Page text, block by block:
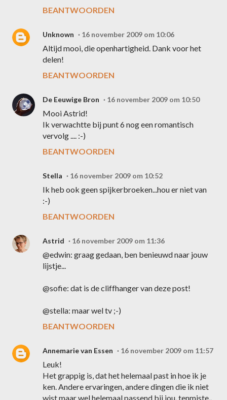
BEANTWOORDEN
Unknown 16 november 2009 om 10:06
Altijd mooi, die openhartigheid. Dank voor het
delen!
BEANTWOORDEN
De Eeuwige Bron 16 november 2009 om 10:50
Mooi Astrid!
Ik verwachtte bij punt 6 nog een romantisch
vervolg .... :-)
BEANTWOORDEN
Stella 16 november 2009 om 10:52
Ik heb ook geen spijkerbroeken...hou er niet van
:-)
BEANTWOORDEN
Astrid 16 november 2009 om 11:36
@edwin: graag gedaan, ben benieuwd naar jouw
lijstje...
@sofie: dat is de cliffhanger van deze post!
@stella: maar wel tv ;-)
BEANTWOORDEN
Annemarie van Essen 16 november 2009 om 11:57
Leuk!
Het grappig is, dat het helemaal past in hoe ik je
ken. Andere ervaringen, andere dingen die ik niet
wist maar wel helemaal passend bij jou. tenmiste..